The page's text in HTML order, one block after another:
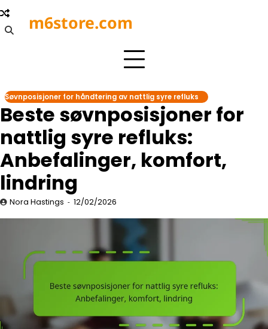
Skip
to
content
m6store.com
Søvnposisjoner for håndtering av nattlig syre refluks
Beste søvnposisjoner for
nattlig syre refluks:
Anbefalinger, komfort,
lindring
Nora Hastings 12/02/2026